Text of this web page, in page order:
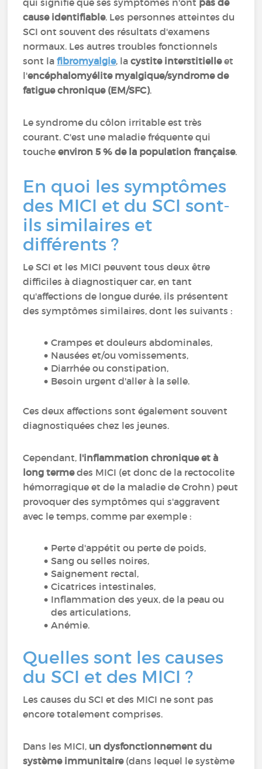
qui signifie que ses symptômes n'ont pas de
cause identifiable. Les personnes atteintes du
SCI ont souvent des résultats d'examens
normaux. Les autres troubles fonctionnels
sont lafibromyalgie, lacystite interstitielleet
l'encéphalomyélite myalgique/syndrome de
fatigue chronique (EM/SFC).
Le syndrome du côlon irritable est très
courant. C'est une maladie fréquente qui
toucheenviron 5 % de la population française.
En quoi les symptômes
des MICI et du SCI sont-
ils similaires et
différents ?
Le SCI et les MICI peuvent tous deux être
difficiles à diagnostiquer car, en tant
qu'affections de longue durée, ils présentent
des symptômes similaires, dont les suivants :
Crampes et douleurs abdominales,
Nausées et/ou vomissements,
Diarrhée ou constipation,
Besoin urgent d'aller à la selle.
Ces deux affections sont également souvent
diagnostiquées chez les jeunes.
Cependant, l'inflammation chronique et à
long termedes MICI (et donc de la rectocolite
hémorragique et de la maladie de Crohn) peut
provoquer des symptômes qui s'aggravent
avec le temps, comme par exemple :
Perte d'appétit ou perte de poids,
Sang ou selles noires,
Saignement rectal,
Cicatrices intestinales,
Inflammation des yeux, de la peau ou
des articulations,
Anémie.
Quelles sont les causes
du SCI et des MICI ?
Les causes du SCI et des MICI ne sont pas
encore totalement comprises.
Dans les MICI, un dysfonctionnement du
système immunitaire(dans lequel le système